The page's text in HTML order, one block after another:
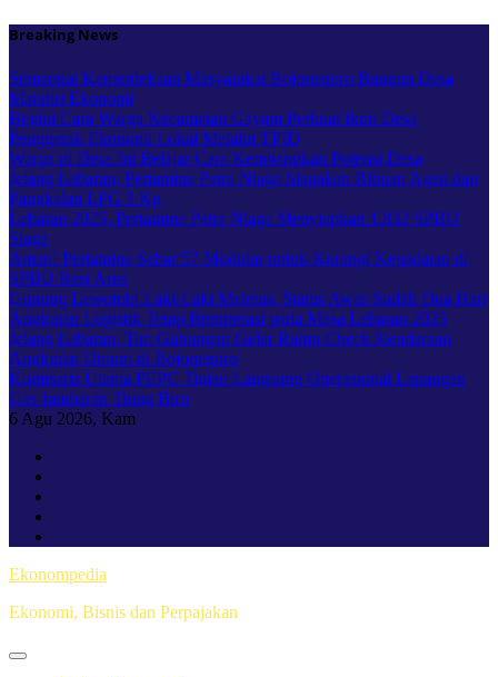
Skip
content
Breaking News
Semangat Kemerdekaan Masyarakat Bojonegoro Bangun Desa
Mandiri Ekonomi
Begini Cara Warga Kecamatan Gayam Perkuat Ikon Desa
Penggerak Ekonomi Lokal Melalui TPID
Warga di Desa Ini Belajar Cara Kembangkan Potensi Desa
Jelang Lebaran, Pertamina Patra Niaga Siagakan Ribuan Agen dan
Pangkalan LPG 3 Kg
Lebaran 2025, Pertamina Patra Niaga Menyiapkan 1.832 SPBU
Siaga
Aman! Pertamina Sebar 57 Modular untuk Kurangi Kepadatan di
SPBU Rest Area
Gunung Lewotobi Laki-Laki Meletus, Status Awas Sudah Dua Hari
Angkutan Logistik Tetap Beroperasi pada Masa Lebaran 2025
Jelang Lebaran, Tim Gabungan Gelar Ramp Check Kendaraan
Angkutan Umum di Bojonegoro
Komisaris Utama PEPC Tinjau Langsung Operasional Lapangan
Gas Jambaran Tiung Biru
6 Agu 2026, Kam
Ekonompedia
Ekonomi, Bisnis dan Perpajakan